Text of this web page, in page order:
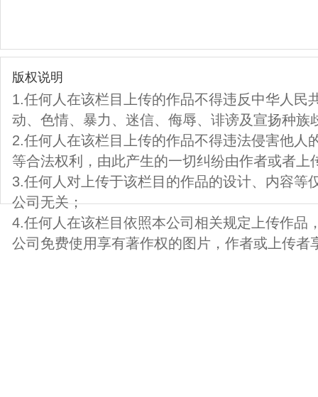
版权说明
1.任何人在该栏目上传的作品不得违反中华人民
动、色情、暴力、迷信、侮辱、诽谤及宣扬种族
2.任何人在该栏目上传的作品不得违法侵害他人
等合法权利，由此产生的一切纠纷由作者或者上
3.任何人对上传于该栏目的作品的设计、内容等
公司无关；
4.任何人在该栏目依照本公司相关规定上传作品
公司免费使用享有著作权的图片，作者或上传者